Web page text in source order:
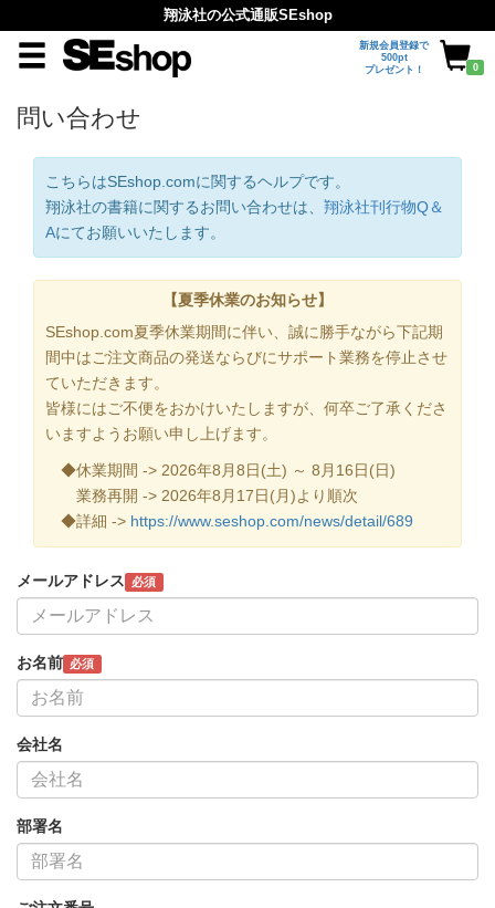
翔泳社の公式通販SEshop
新規会員登録で
500pt
プレゼント！
0
問い合わせ
こちらはSEshop.comに関するヘルプです。
翔泳社の書籍に関するお問い合わせは、 翔泳社刊行物Q＆
Aにてお願いいたします。
【夏季休業のお知らせ】
SEshop.com夏季休業期間に伴い、誠に勝手ながら下記期
間中はご注文商品の発送ならびにサポート業務を停止させ
ていただきます。
皆様にはご不便をおかけいたしますが、何卒ご了承くださ
いますようお願い申し上げます。
◆休業期間 -> 2026年8月8日(土) ～ 8月16日(日)
業務再開 -> 2026年8月17日(月)より順次
◆詳細 -> https://www.seshop.com/news/detail/689
メールアドレス 必須
お名前 必須
会社名
部署名